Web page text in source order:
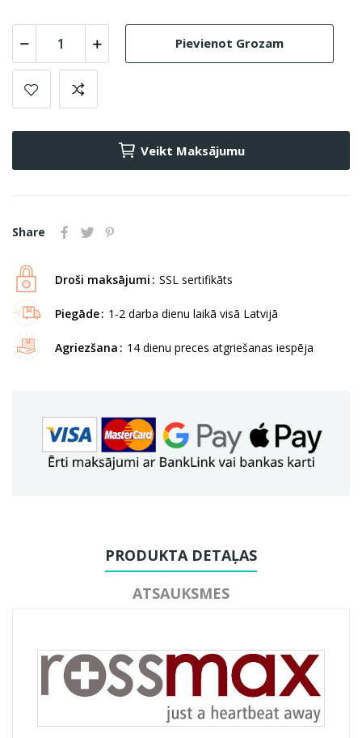
Pievienot Grozam
Veikt Maksājumu
Share
Droši maksājumi SSL sertifikāts
Piegāde 1-2 darba dienu laikā visā Latvijā
Agriezšana 14 dienu preces atgriešanas iespēja
PRODUKTA DETAĻAS
ATSAUKSMES